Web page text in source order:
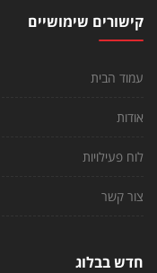
קישורים שימושיים
עמוד הבית
אודות
לוח פעילויות
צור קשר
חדש בבלוג